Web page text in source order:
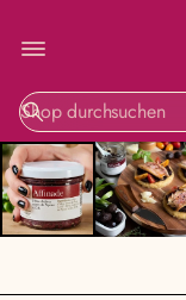
S
u
c
h
e
ZUR
PRODUKTINF
ORMATION
SPRINGEN